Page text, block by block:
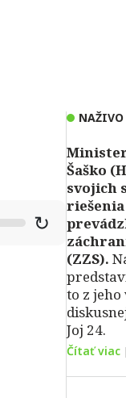
↻
NAŽIVO
Šaško
svojich
(ZZS).
to z
Joj 24.
Čítať viac |